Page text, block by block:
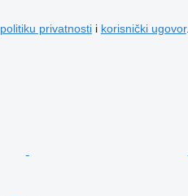
politiku privatnostii korisnički ugovor.